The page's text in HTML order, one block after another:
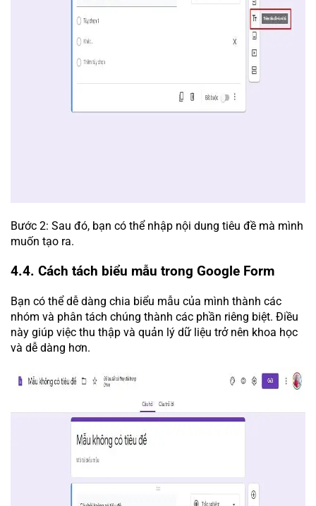
Bước 2: Sau đó, bạn có thể nhập nội dung tiêu đề mà mình
muốn tạo ra.
4.4. Cách tách biểu mẫu trong Google Form
Bạn có thể dễ dàng chia biểu mẫu của mình thành các
nhóm và phân tách chúng thành các phần riêng biệt. Điều
này giúp việc thu thập và quản lý dữ liệu trở nên khoa học
và dễ dàng hơn.